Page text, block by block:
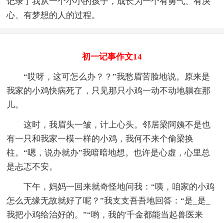
心、有梦想的人的过程。
初一记事作文14
“哎呀，这可怎么办？？”我愁眉苦脸地说。原来是
我家的小鸡快病死了，只见那只小鸡一动不动地躺在那
儿。
这时，我眉头一皱，计上心头。邻居梁阿姨不是也
有一只和我家一模一样的小鸡，我何不来个偷梁换
柱。“嗯，说办就办”我暗暗地想。也许是心虚，心里总
是忐忑不安。
下午，妈妈一回来就奇怪地问我：“咦，咱家的小鸡
怎么无缘无故就好了呢？”我支支吾吾地回答：“是_是_
我把小鸡给治好的。”“哟，我的'千金都能当起兽医来